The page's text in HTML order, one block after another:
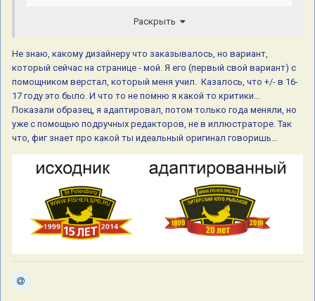
группы шрифтов цифру, потом еще раз из другой, потом
вариантов (в оригинальном они действительно выглядели
как нанесенные на ленточку, повторяя изгиб), и т.д. и т.п.
Получается, что как бы напрасно старались тогда
Раскрыть
Не знаю, какому дизайнеру что заказывалось, но вариант,
который сейчас на странице - мой. Я его (первый свой вариант) с
помощником верстал, который меня учил. Казалось, что +/- в 16-
17 году это было. И что то не помню я какой то критики...
Показали образец, я адаптировал, потом только года меняли, но
уже с помощью подручных редакторов, не в иллюстраторе. Так
что, фиг знает про какой ты идеальный оригинал говоришь...